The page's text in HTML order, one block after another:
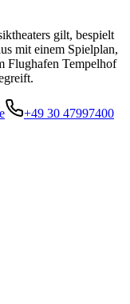
gilt, bespielt
mit einem Spielplan,
Flughafen Tempelhof
+49 30 47997400